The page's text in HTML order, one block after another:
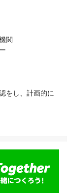
関
をし、計画的に